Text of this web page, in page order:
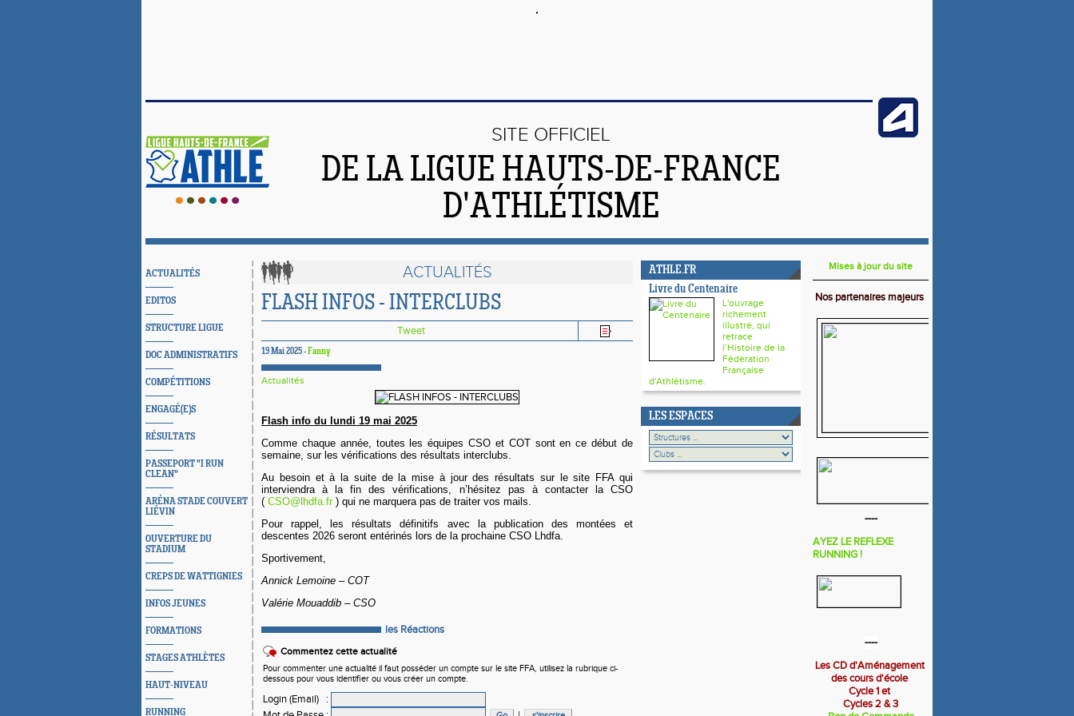
SITE OFFICIEL
DE LA LIGUE HAUTS-DE-FRANCE
D'ATHLÉTISME
ACTUALITÉS
EDITOS
STRUCTURE LIGUE
DOC ADMINISTRATIFS
COMPÉTITIONS
ENGAGÉ(E)S
RÉSULTATS
PASSEPORT "I RUN
CLEAN"
ARÉNA STADE COUVERT
LIÉVIN
OUVERTURE DU
STADIUM
CREPS DE WATTIGNIES
INFOS JEUNES
FORMATIONS
STAGES ATHLÈTES
HAUT-NIVEAU
RUNNING
ACTUALITÉS
FLASH INFOS - INTERCLUBS
Tweet
19 Mai 2025 -Fanny
Actualités
Flash info du lundi 19 mai 2025
Comme chaque année, toutes les équipes CSO et COT sont en ce début de
semaine, sur les vérifications des résultats interclubs.
Au besoin et à la suite de la mise à jour des résultats sur le site FFA qui
interviendra à la fin des vérifications, n’hésitez pas à contacter la CSO
( CSO@lhdfa.fr) qui ne marquera pas de traiter vos mails.
Pour rappel, les résultats définitifs avec la publication des montées et
descentes 2026 seront entérinés lors de la prochaine CSO Lhdfa.
Sportivement,
Annick Lemoine – COT
Valérie Mouaddib – CSO
les Réactions
Commentez cette actualité
Pour commenter une actualité il faut posséder un compte sur le site FFA, utilisez la rubrique ci-
dessous pour vous identifier ou vous créer un compte.
Login (Email)
:
ATHLE.FR
Livre du Centenaire
L'ouvrage
richement
illustré, qui
retrace
l’Histoire de la
Fédération
Française
d'Athlétisme.
LES ESPACES
Mises à jour du site
Nos partenaires majeurs
----
AYEZ LE REFLEXE
RUNNING !
----
Les CD d'Aménagement
des cours d'école
Cycle 1 et
Cycles 2 & 3